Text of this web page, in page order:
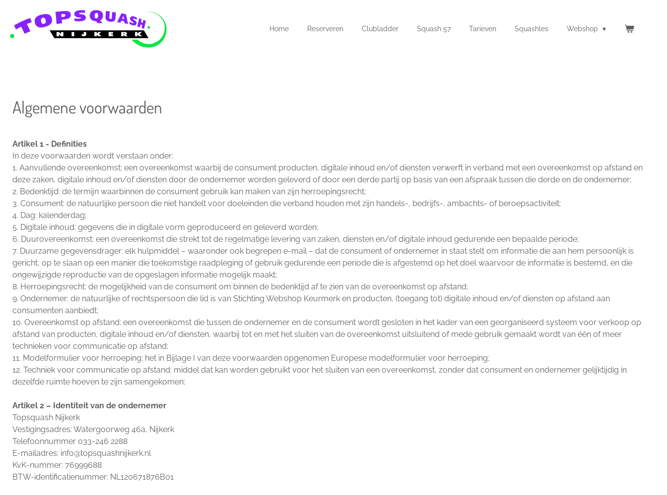
direct
naar
Home Reserveren Clubladder Squash 57 Tarieven Squashles Webshop
Algemene voorwaarden
Artikel 1 - Definities
In deze voorwaarden wordt verstaan onder:
1. Aanvullende overeenkomst: een overeenkomst waarbij de consument producten, digitale inhoud en/of diensten verwerft in verband met een overeenkomst op afstand en
deze zaken, digitale inhoud en/of diensten door de ondernemer worden geleverd of door een derde partij op basis van een afspraak tussen die derde en de ondernemer;
2. Bedenktijd: de termijn waarbinnen de consument gebruik kan maken van zijn herroepingsrecht;
3. Consument: de natuurlijke persoon die niet handelt voor doeleinden die verband houden met zijn handels-, bedrijfs-, ambachts- of beroepsactiviteit;
4. Dag: kalenderdag;
5. Digitale inhoud: gegevens die in digitale vorm geproduceerd en geleverd worden;
6. Duurovereenkomst: een overeenkomst die strekt tot de regelmatige levering van zaken, diensten en/of digitale inhoud gedurende een bepaalde periode;
7. Duurzame gegevensdrager: elk hulpmiddel – waaronder ook begrepen e-mail – dat de consument of ondernemer in staat stelt om informatie die aan hem persoonlijk is
gericht, op te slaan op een manier die toekomstige raadpleging of gebruik gedurende een periode die is afgestemd op het doel waarvoor de informatie is bestemd, en die
ongewijzigde reproductie van de opgeslagen informatie mogelijk maakt;
8. Herroepingsrecht: de mogelijkheid van de consument om binnen de bedenktijd af te zien van de overeenkomst op afstand;
9. Ondernemer: de natuurlijke of rechtspersoon die lid is van Stichting Webshop Keurmerk en producten, (toegang tot) digitale inhoud en/of diensten op afstand aan
consumenten aanbiedt;
10. Overeenkomst op afstand: een overeenkomst die tussen de ondernemer en de consument wordt gesloten in het kader van een georganiseerd systeem voor verkoop op
afstand van producten, digitale inhoud en/of diensten, waarbij tot en met het sluiten van de overeenkomst uitsluitend of mede gebruik gemaakt wordt van één of meer
technieken voor communicatie op afstand;
11. Modelformulier voor herroeping: het in Bijlage I van deze voorwaarden opgenomen Europese modelformulier voor herroeping;
12. Techniek voor communicatie op afstand: middel dat kan worden gebruikt voor het sluiten van een overeenkomst, zonder dat consument en ondernemer gelijktijdig in
dezelfde ruimte hoeven te zijn samengekomen;
Artikel 2 – Identiteit van de ondernemer
Topsquash Nijkerk
Vestigingsadres: Watergoorweg 46a, Nijkerk
Telefoonnummer 033-246 2288
E-mailadres: info@topsquashnijkerk.nl
KvK-nummer: 76999688
BTW-identificatienummer: NL120671876B01